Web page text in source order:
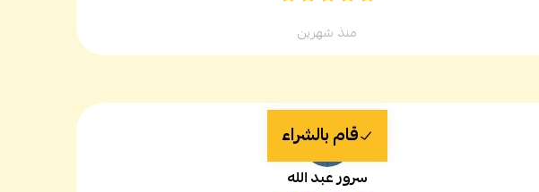
منذ شهرين
قام بالشراء
سرور عبد الله